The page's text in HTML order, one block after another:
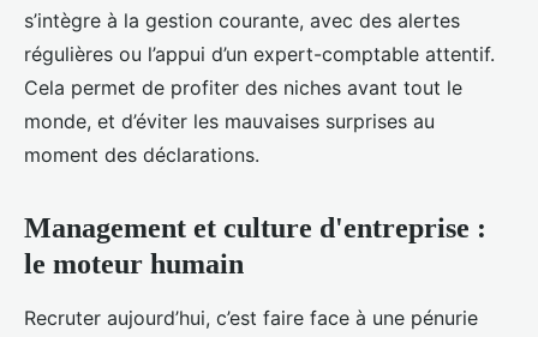
s’intègre à la gestion courante, avec des alertes
régulières ou l’appui d’un expert-comptable attentif.
Cela permet de profiter des niches avant tout le
monde, et d’éviter les mauvaises surprises au
moment des déclarations.
Management et culture d'entreprise :
le moteur humain
Recruter aujourd’hui, c’est faire face à une pénurie